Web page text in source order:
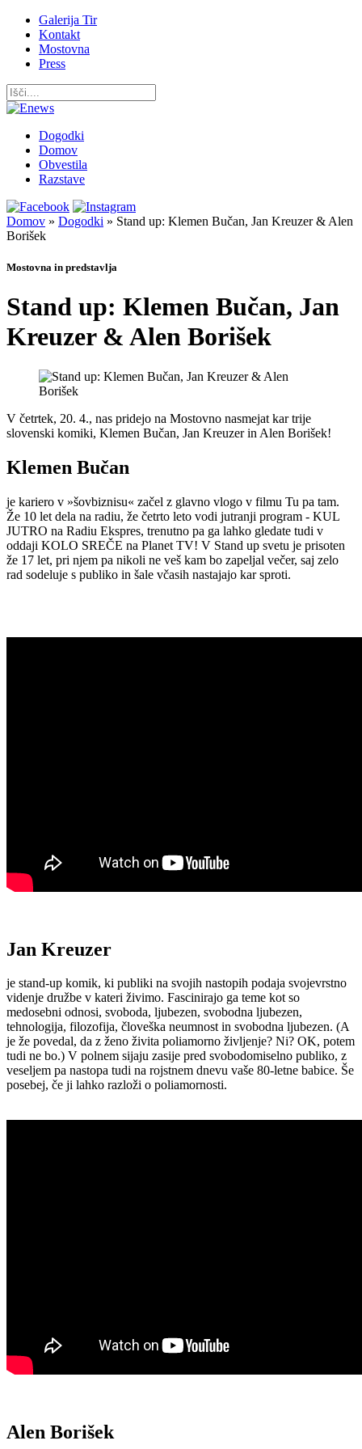
Galerija Tir
Kontakt
Mostovna
Press
Dogodki
Domov
Obvestila
Razstave
Domov » Dogodki » Stand up: Klemen Bučan, Jan Kreuzer & Alen
Borišek
Mostovna in predstavlja
Stand up: Klemen Bučan, Jan
Kreuzer & Alen Borišek
V četrtek, 20. 4., nas pridejo na Mostovno nasmejat kar trije
slovenski komiki, Klemen Bučan, Jan Kreuzer in Alen Borišek!
Klemen Bučan
je kariero v »šovbiznisu« začel z glavno vlogo v filmu Tu pa tam.
Že 10 let dela na radiu, že četrto leto vodi jutranji program - KUL
JUTRO na Radiu Ekspres, trenutno pa ga lahko gledate tudi v
oddaji KOLO SREČE na Planet TV! V Stand up svetu je prisoten
že 17 let, pri njem pa nikoli ne veš kam bo zapeljal večer, saj zelo
rad sodeluje s publiko in šale včasih nastajajo kar sproti.
Jan Kreuzer
je stand-up komik, ki publiki na svojih nastopih podaja svojevrstno
videnje družbe v kateri živimo. Fascinirajo ga teme kot so
medosebni odnosi, svoboda, ljubezen, svobodna ljubezen,
tehnologija, filozofija, človeška neumnost in svobodna ljubezen. (A
je že povedal, da z ženo živita poliamorno življenje? Ni? OK, potem
tudi ne bo.) V polnem sijaju zasije pred svobodomiselno publiko, z
veseljem pa nastopa tudi na rojstnem dnevu vaše 80-letne babice. Še
posebej, če ji lahko razloži o poliamornosti.
Alen Borišek